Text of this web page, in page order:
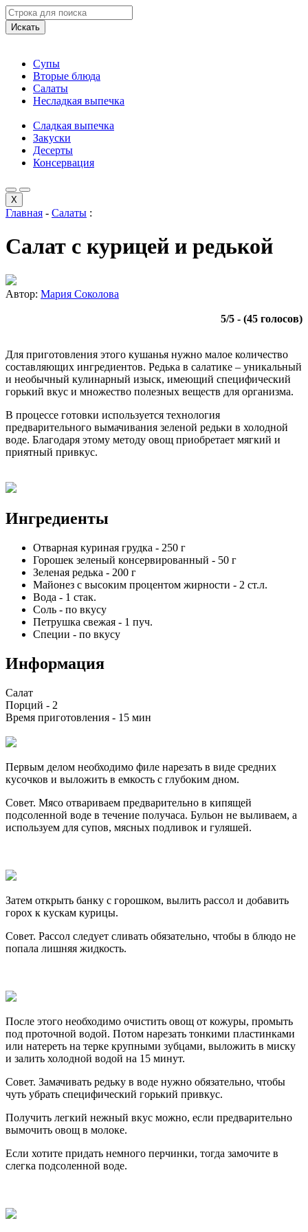
Искать
Супы
Вторые блюда
Салаты
Несладкая выпечка
Сладкая выпечка
Закуски
Десерты
Консервация
X
Главная - Салаты :
Салат с курицей и редькой
Автор: Мария Соколова
5/5 - (45 голосов)
Для приготовления этого кушанья нужно малое количество
составляющих ингредиентов. Редька в салатике – уникальный
и необычный кулинарный изыск, имеющий специфический
горький вкус и множество полезных веществ для организма.
В процессе готовки используется технология
предварительного вымачивания зеленой редьки в холодной
воде. Благодаря этому методу овощ приобретает мягкий и
приятный привкус.
Ингредиенты
Отварная куриная грудка - 250 г
Горошек зеленый консервированный - 50 г
Зеленая редька - 200 г
Майонез с высоким процентом жирности - 2 ст.л.
Вода - 1 стак.
Соль - по вкусу
Петрушка свежая - 1 пуч.
Специи - по вкусу
Информация
Салат
Порций - 2
Время приготовления - 15 мин
Первым делом необходимо филе нарезать в виде средних
кусочков и выложить в емкость с глубоким дном.
Совет. Мясо отвариваем предварительно в кипящей
подсоленной воде в течение получаса. Бульон не выливаем, а
используем для супов, мясных подливок и гуляшей.
Затем открыть банку с горошком, вылить рассол и добавить
горох к кускам курицы.
Совет. Рассол следует сливать обязательно, чтобы в блюдо не
попала лишняя жидкость.
После этого необходимо очистить овощ от кожуры, промыть
под проточной водой. Потом нарезать тонкими пластинками
или натереть на терке крупными зубцами, выложить в миску
и залить холодной водой на 15 минут.
Совет. Замачивать редьку в воде нужно обязательно, чтобы
чуть убрать специфический горький привкус.
Получить легкий нежный вкус можно, если предварительно
вымочить овощ в молоке.
Если хотите придать немного перчинки, тогда замочите в
слегка подсоленной воде.